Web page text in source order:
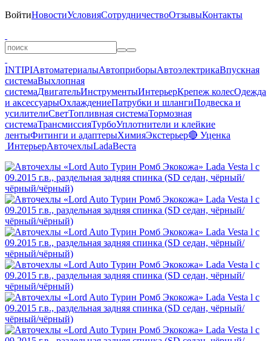
ВойтиНовостиУсловияСотрудничествоОтзывыКонтакты
INTIPIАвтоматериалыАвтоприборыАвтоэлектрикаВпускная
системаВыхлопная
системаДвигательИнструментыИнтерьерКрепеж колесОдежда
и аксессуарыОхлаждениеПатрубки и шлангиПодвеска и
усилителиСветТопливная системаТормозная
системаТрансмиссияТурбоУплотнители и клейкие
лентыФитинги и адаптерыХимияЭкстерьер🔴 Уценка
ИнтерьерАвточехлыLadaВеста